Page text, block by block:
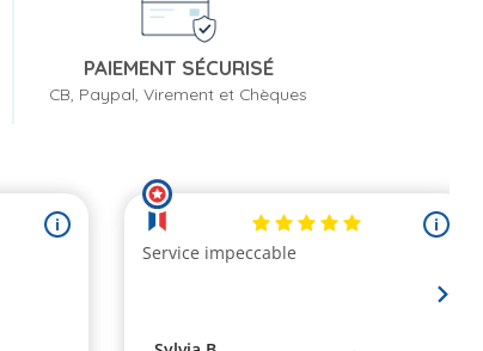
PAIEMENT SÉCURISÉ
CB, Paypal, Virement et Chèques